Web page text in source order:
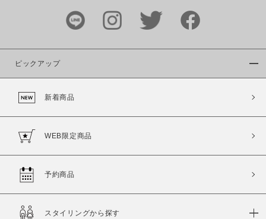
カラー
ピックアップ
新着商品
WEB限定商品
予約商品
スタイリングから探す